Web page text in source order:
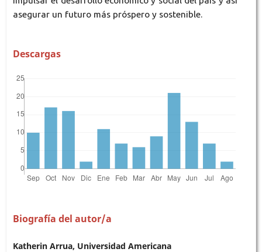
asegurar un futuro más próspero y sostenible.
Descargas
Biografía del autor/a
Katherin Arrua, Universidad Americana